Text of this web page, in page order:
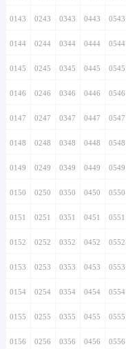
0143 0243 0343 0443 0543
0144 0244 0344 0444 0544
0145 0245 0345 0445 0545
0146 0246 0346 0446 0546
0147 0247 0347 0447 0547
0148 0248 0348 0448 0548
0149 0249 0349 0449 0549
0150 0250 0350 0450 0550
0151 0251 0351 0451 0551
0152 0252 0352 0452 0552
0153 0253 0353 0453 0553
0154 0254 0354 0454 0554
0155 0255 0355 0455 0555
0156 0256 0356 0456 0556